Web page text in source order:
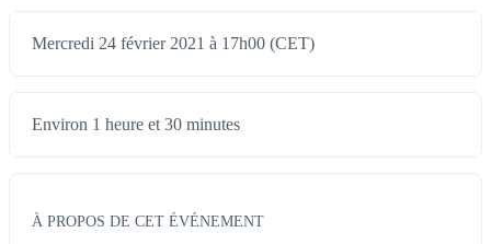
Mercredi 24 février 2021 à 17h00 (CET)
Environ 1 heure et 30 minutes
À PROPOS DE CET ÉVÉNEMENT